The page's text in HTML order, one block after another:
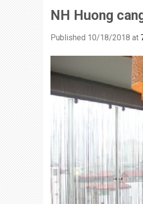
NH Huong
Published 10/18/2018 at